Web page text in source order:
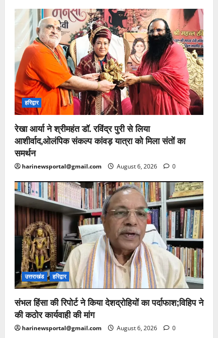
हरिद्वार
रेखा आर्या ने श्रीमहंत डॉ. रविंद्र पुरी से लिया
आशीर्वाद,ओलंपिक संकल्प कांवड़ यात्रा को मिला संतों का
समर्थन
harinewsportal@gmail.com August 6, 2026 0
उत्तराखंड हरिद्वार
संभल हिंसा की रिपोर्ट ने किया देशद्रोहियों का पर्दाफाश;विहिप ने
की कठोर कार्यवाही की मांग
harinewsportal@gmail.com August 6, 2026 0